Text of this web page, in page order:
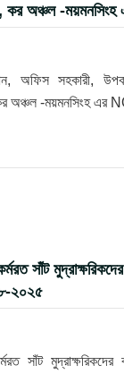
কর অঞ্চল -
অফিস সহকারী,
কর অঞ্চল -ময়মনসিংহ এর
সাঁট
২০২৫
সাঁট